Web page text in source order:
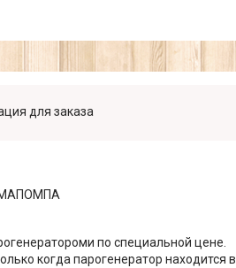
для заказа
по специальной цене.
когда парогенератор находится в